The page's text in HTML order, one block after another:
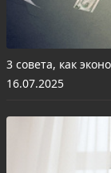
3 совета, как
16.07.2025